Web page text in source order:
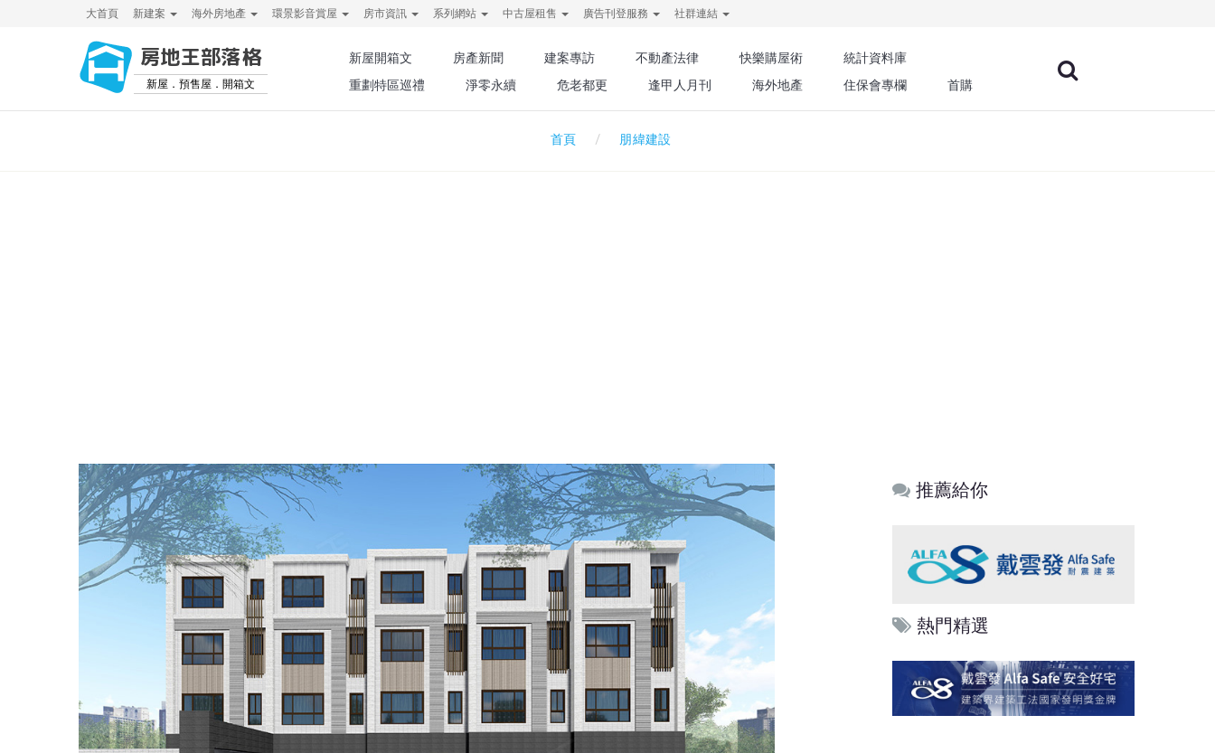
大首頁 新建案 海外房地產 環景影音賞屋 房市資訊 系列網站 中古屋租售 廣告刊登服務 社群連結
房地王部落格
新屋．預售屋．開箱文
新屋開箱文 房產新聞 建案專訪 不動產法律 快樂購屋術
統計資料庫
重劃特區巡禮
淨零永續 危老都更 逢甲人月刊 海外地產 住保會專欄 首購
首頁 朋緯建設
推薦給你
熱門精選